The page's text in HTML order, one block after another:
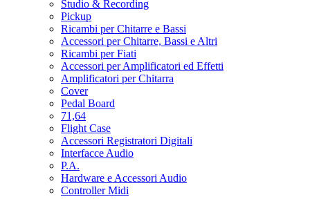
Studio & Recording
Pickup
Ricambi per Chitarre e Bassi
Accessori per Chitarre, Bassi e Altri
Ricambi per Fiati
Accessori per Amplificatori ed Effetti
Amplificatori per Chitarra
Cover
Pedal Board
71,64
Flight Case
Accessori Registratori Digitali
Interfacce Audio
P.A.
Hardware e Accessori Audio
Controller Midi